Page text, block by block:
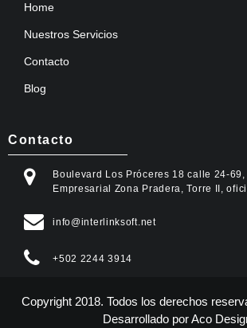
Home
Nuestros Servicios
Contacto
Blog
Contacto
Boulevard Los Próceres 18 calle 24-
Empresarial Zona Pradera, Torre II,
info@interlinksoft.net
+502 2244 3914
Copyright 2018. Todos los derechos
Desarrollado porAco